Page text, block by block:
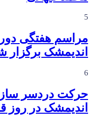
5
مراسم هفتگی
اندیمشک برگزار
6
حرکت دردسر
اندیمشک در